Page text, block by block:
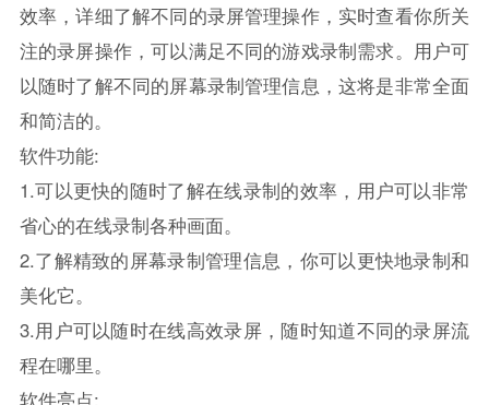
效率，详细了解不同的录屏管理操作，实时查看你所关
注的录屏操作，可以满足不同的游戏录制需求。用户可
以随时了解不同的屏幕录制管理信息，这将是非常全面
和简洁的。
软件功能:
1.可以更快的随时了解在线录制的效率，用户可以非常
省心的在线录制各种画面。
2.了解精致的屏幕录制管理信息，你可以更快地录制和
美化它。
3.用户可以随时在线高效录屏，随时知道不同的录屏流
程在哪里。
软件亮点: